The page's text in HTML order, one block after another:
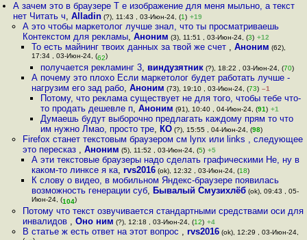
А зачем это в браузере Т е изображение для меня мыльно, а текст
нет Читать ч,Alladin (?), 11:43 , 03-Июн-24, (1) +19
А это чтобы маркетолог лучше знал, что ты просматриваешь
Контекстом для рекламы, Аноним (3), 11:51 , 03-Июн-24, (3) +12
То есть майнинг твоих данных за твой же счет , Аноним (62),
17:34 , 03-Июн-24, (62)
получается рекламинг 3, виндузятник (?), 18:22 , 03-Июн-24, (70)
А почему это плохо Если маркетолог будет работать лучше -
нагрузим его зад рабо, Аноним (73), 19:10 , 03-Июн-24, (73) –1
Потому, что реклама существует не для того, чтобы тебе что-
то продать дешевле п,Аноним (91), 10:40 , 04-Июн-24, (91) +1
Думаешь будут выборочно предлагать каждому прям то что
им нужно Лмао, просто тре, КО (?), 15:55 , 04-Июн-24, (98)
Firefox станет текстовым браузером см lynx или links , следующее
это пересказ , Аноним (5), 11:52 , 03-Июн-24, (5) +5
А эти текстовые браузеры надо сделать графическими Не, ну в
каком-то линксе я ка, rvs2016(ok), 12:32 , 03-Июн-24, (18)
К слову о видео, в мобильном Яндекс-браузере появилась
возможность генерации суб, Бывалый Смузихлёб(ok), 09:43 , 05-
Июн-24, (104)
Потому что текст озвучивается стандартными средствами оси для
инвалидов , Оно ним (?), 12:18 , 03-Июн-24, (12) +4
В статье ж есть ответ на этот вопрос , rvs2016(ok), 12:29 , 03-Июн-24,